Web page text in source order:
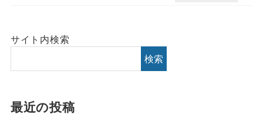
サイト内検索
検索
最近の投稿